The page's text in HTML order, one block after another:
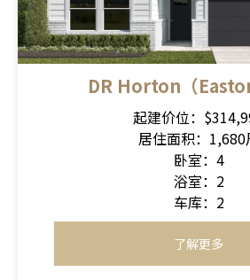
DR Horton（
起建价位：
居住面积：1,680
卧室：4
浴室：2
车库：2
了解更多